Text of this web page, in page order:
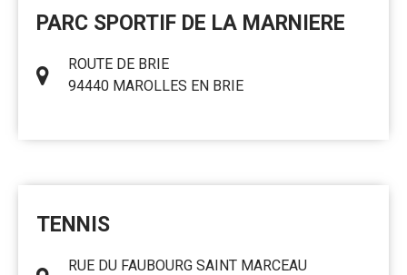
PARC SPORTIF DE LA MARNIERE
ROUTE DE BRIE
94440 MAROLLES EN BRIE
TENNIS
RUE DU FAUBOURG SAINT MARCEAU